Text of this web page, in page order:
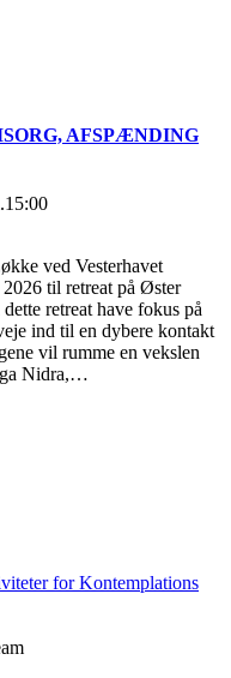
AFSPÆNDING
ved Vesterhavet
til retreat på Øster
retreat have fokus på
ind til en dybere kontakt
vil rumme en vekslen
Nidra,…
for Kontemplations